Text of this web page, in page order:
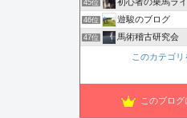
45位
46位 遊駿のブログ
47位 馬術稽古研究会
このカテゴリ
このブロ